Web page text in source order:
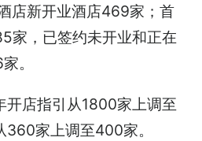
店新开业酒店469家；首
家，已签约未开业和正在
。
店指引从1800家上调至
家上调至400家。